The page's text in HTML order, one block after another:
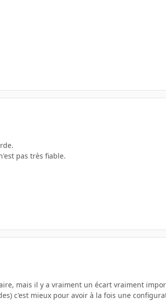
pas très fiable.
mais il y a vraiment un écart vraiment
c'est mieux pour avoir à la fois une